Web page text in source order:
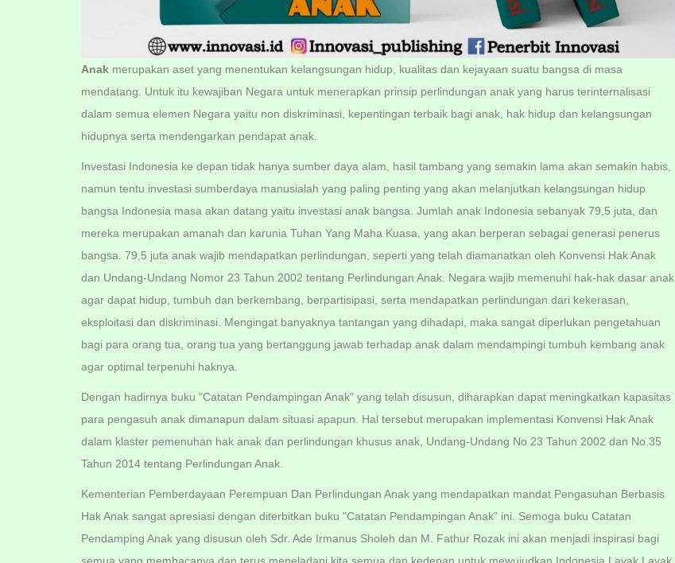
Anak merupakan aset yang menentukan kelangsungan hidup, kualitas dan kejayaan suatu bangsa di masa
mendatang. Untuk itu kewajiban Negara untuk menerapkan prinsip perlindungan anak yang harus terinternalisasi
dalam semua elemen Negara yaitu non diskriminasi, kepentingan terbaik bagi anak, hak hidup dan kelangsungan
hidupnya serta mendengarkan pendapat anak.
Investasi Indonesia ke depan tidak hanya sumber daya alam, hasil tambang yang semakin lama akan semakin habis,
namun tentu investasi sumberdaya manusialah yang paling penting yang akan melanjutkan kelangsungan hidup
bangsa Indonesia masa akan datang yaitu investasi anak bangsa. Jumlah anak Indonesia sebanyak 79,5 juta, dan
mereka merupakan amanah dan karunia Tuhan Yang Maha Kuasa, yang akan berperan sebagai generasi penerus
bangsa. 79,5 juta anak wajib mendapatkan perlindungan, seperti yang telah diamanatkan oleh Konvensi Hak Anak
dan Undang-Undang Nomor 23 Tahun 2002 tentang Perlindungan Anak. Negara wajib memenuhi hak-hak dasar anak
agar dapat hidup, tumbuh dan berkembang, berpartisipasi, serta mendapatkan perlindungan dari kekerasan,
eksploitasi dan diskriminasi. Mengingat banyaknya tantangan yang dihadapi, maka sangat diperlukan pengetahuan
bagi para orang tua, orang tua yang bertanggung jawab terhadap anak dalam mendampingi tumbuh kembang anak
agar optimal terpenuhi haknya.
Dengan hadirnya buku "Catatan Pendampingan Anak" yang telah disusun, diharapkan dapat meningkatkan kapasitas
para pengasuh anak dimanapun dalam situasi apapun. Hal tersebut merupakan implementasi Konvensi Hak Anak
dalam klaster pemenuhan hak anak dan perlindungan khusus anak, Undang-Undang No 23 Tahun 2002 dan No.35
Tahun 2014 tentang Perlindungan Anak.
Kementerian Pemberdayaan Perempuan Dan Perlindungan Anak yang mendapatkan mandat Pengasuhan Berbasis
Hak Anak sangat apresiasi dengan diterbitkan buku "Catatan Pendampingan Anak" ini. Semoga buku Catatan
Pendamping Anak yang disusun oleh Sdr. Ade Irmanus Sholeh dan M. Fathur Rozak ini akan menjadi inspirasi bagi